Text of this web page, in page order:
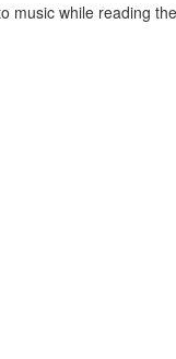
music while reading